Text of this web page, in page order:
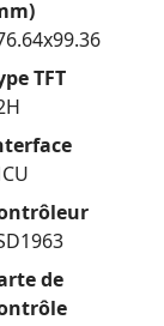
TFT
de